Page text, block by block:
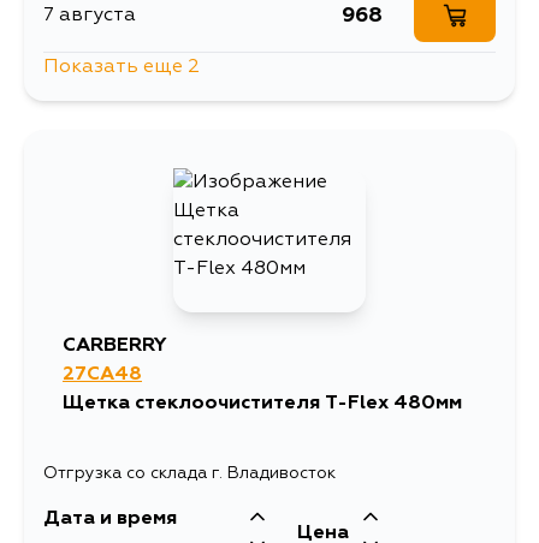
7 августа 968
Показать еще 2
CARBERRY
27CA48
Щетка стеклоочистителя T-Flex 480мм
Отгрузка со склада г. Владивосток
Дата и время
Цена